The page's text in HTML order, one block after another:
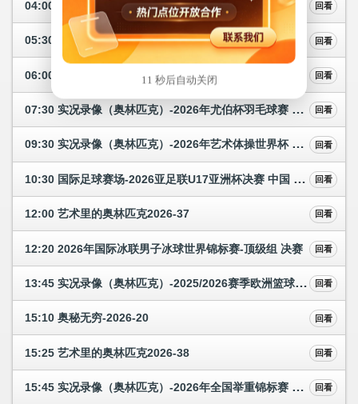
回看
05:30 实况录像（奥林匹克）-2026年米兰科尔蒂纳冬奥会 雪橇女子单人 回看
回看
07:30 实况录像（奥林匹克）-2026年尤伯杯羽毛球赛 半决赛 回看
09:30 实况录像（奥林匹克）-2026年艺术体操世界杯 塔什干站 2 回看
10:30 国际足球赛场-2026亚足联U17亚洲杯决赛 中国 - 日本 回看
12:00 艺术里的奥林匹克2026-37 回看
12:20 2026年国际冰联男子冰球世界锦标赛-顶级组 决赛 回看
13:45 实况录像（奥林匹克）-2025/2026赛季欧洲篮球联赛 决赛 回看
15:10 奥秘无穷-2026-20 回看
15:25 艺术里的奥林匹克2026-38 回看
15:45 实况录像（奥林匹克）-2026年全国举重锦标赛 女子比赛1 回看
11 秒后自动关闭